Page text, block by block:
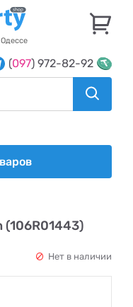
(097) 972-82-92
(106R01443)
Нет в наличии